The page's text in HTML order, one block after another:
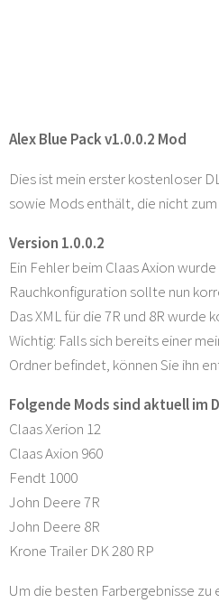
Alex Blue Pack v1.0.0.2 Mod
Dies ist mein erster kostenloser
sowie Mods enthält, die nicht
Version 1.0.0.2
Ein Fehler beim Claas Axion
Rauchkonfiguration sollte nun
Das XML für die 7R und 8R wurde
Wichtig: Falls sich bereits einer
Ordner befindet, können Sie ihn
Folgende Mods sind aktuell im
Claas Xerion 12
Claas Axion 960
Fendt 1000
John Deere 7R
John Deere 8R
Krone Trailer DK 280 RP
Um die besten Farbergebnisse zu